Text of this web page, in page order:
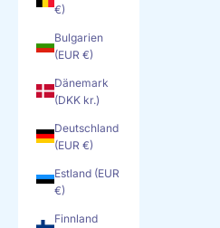
€)
Bulgarien
(EUR €)
Dänemark
(DKK kr.)
Deutschland
(EUR €)
Estland (EUR
€)
Finnland